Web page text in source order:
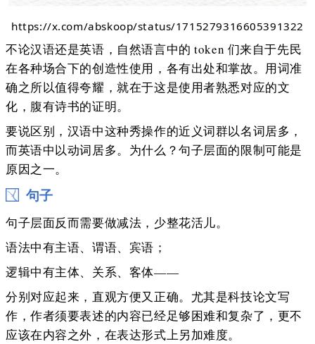
https://x.com/abskoop/status/1715279316605391322
不论汉语还是英语，自然语言中的 token 们来自于先民
在各种场合下的创造性使用，各有出处和掌故。用词准
确之所以值得夸耀，就在于这是使用者熟悉对应的文
化，腹有诗书的证明。
要说区别，汉语中这种秀操作的近义词群以名词居多，
而英语中以动词居多。为什么？句子层面的限制可能是
原因之一。
句子
句子层面反而需要做减法，少整花活儿。
语法中有主语、谓语、宾语；
逻辑中有主体、关系、客体——
分别对应起来，直观方便又正确。尤其是科技论文写
作，作者须要表述的内容已经足够困难和复杂了，更不
应该在内容之外，在表达形式上另加难度。